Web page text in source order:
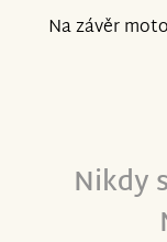
Na závěr
Nikdy